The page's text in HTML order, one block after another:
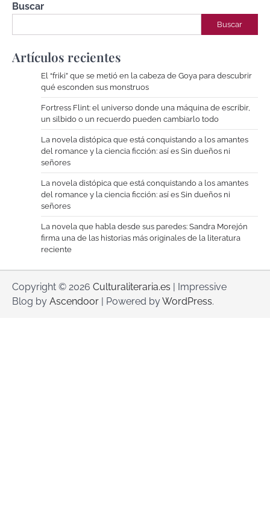
Buscar
Buscar
Artículos recientes
El “friki” que se metió en la cabeza de Goya para descubrir
qué esconden sus monstruos
Fortress Flint: el universo donde una máquina de escribir,
un silbido o un recuerdo pueden cambiarlo todo
La novela distópica que está conquistando a los amantes
del romance y la ciencia ficción: así es Sin dueños ni
señores
La novela distópica que está conquistando a los amantes
del romance y la ciencia ficción: así es Sin dueños ni
señores
La novela que habla desde sus paredes: Sandra Morejón
firma una de las historias más originales de la literatura
reciente
Copyright © 2026 Culturaliteraria.es | Impressive
Blog by Ascendoor | Powered byWordPress.